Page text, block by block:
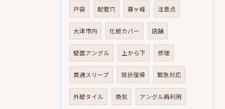
戸袋 配管穴 霧ヶ峰 注意点
大津市内 化粧カバー 店舗
壁面アングル 上から下 修理
貫通スリーブ 現状復帰 緊急対応
外壁タイル 換気 アングル再利用